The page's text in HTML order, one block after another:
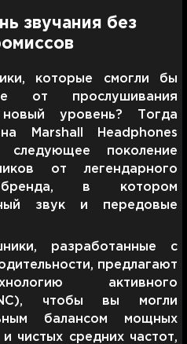
звучания без
которые смогли бы
от прослушивания
уровень? Тогда
Marshall Headphones
поколение
от легендарного
в котором
звук и передовые
разработанные с
предлагают
активного
чтобы вы могли
балансом мощных
чистых средних частот,